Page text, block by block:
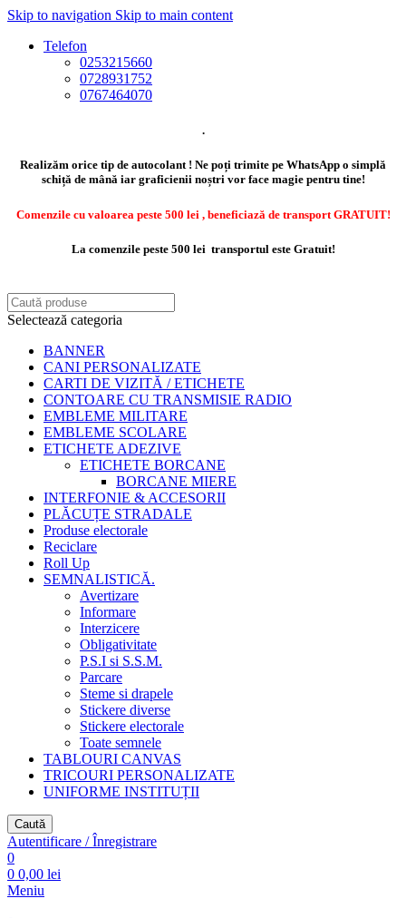
Skip to navigation Skip to main content
Telefon
0253215660
0728931752
0767464070
.
Realizăm orice tip de autocolant ! Ne poți trimite pe WhatsApp o simplă
schiță de mână iar graficienii noștri vor face magie pentru tine!
Comenzile cu valoarea peste 500 lei , beneficiază de transport GRATUIT!
La comenzile peste 500 lei transportul este Gratuit!
Selectează categoria
BANNER
CANI PERSONALIZATE
CARTI DE VIZITĂ / ETICHETE
CONTOARE CU TRANSMISIE RADIO
EMBLEME MILITARE
EMBLEME SCOLARE
ETICHETE ADEZIVE
ETICHETE BORCANE
BORCANE MIERE
INTERFONIE & ACCESORII
PLĂCUȚE STRADALE
Produse electorale
Reciclare
Roll Up
SEMNALISTICĂ.
Avertizare
Informare
Interzicere
Obligativitate
P.S.I si S.S.M.
Parcare
Steme si drapele
Stickere diverse
Stickere electorale
Toate semnele
TABLOURI CANVAS
TRICOURI PERSONALIZATE
UNIFORME INSTITUȚII
Caută
Autentificare / Înregistrare
0
0 0,00 lei
Meniu